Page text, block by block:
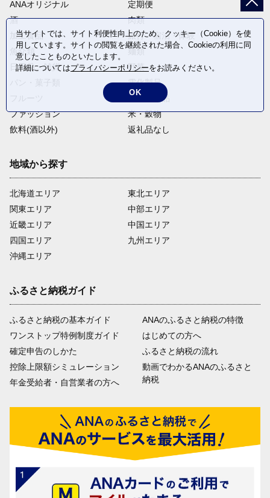
ANAオリジナル
定期便
酒
肉類
加工食品
旅行・宿泊・体験
魚介類
麺類
日用品・雑貨
野菜
電化製品
卵・乳製品
ファッション
米・穀物
飲料(酒以外)
返礼品なし
地域から探す
北海道エリア
関東エリア
近畿エリア
四国エリア
沖縄エリア
東北エリア
中部エリア
中国エリア
九州エリア
ふるさと納税ガイド
ふるさと納税の基本ガイド
ワンストップ特例制度ガイド
確定申告のしかた
控除上限額シミュレーション
年金受給者・自営業者の方へ
ANAのふるさと納税の特徴
はじめての方へ
ふるさと納税の流れ
動画でわかるANAのふるさと
納税
当サイトでは、サイト利便性向上のため、クッキー（Cookie）を使
用しています。サイトの閲覧を継続された場合、Cookieの利用に同
意したことものといたします。
詳細についてはプライバシーポリシーをお読みください。
OK